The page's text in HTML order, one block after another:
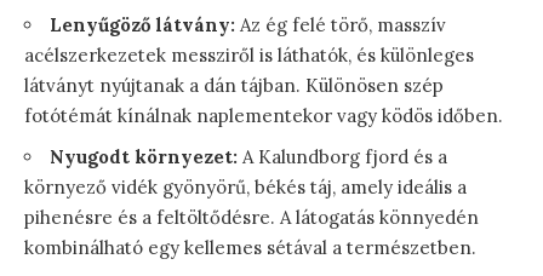
Lenyűgöző látvány: Az ég felé törő, masszív
acélszerkezetek messziről is láthatók, és különleges
látványt nyújtanak a dán tájban. Különösen szép
fotótémát kínálnak naplementekor vagy ködös időben.
Nyugodt környezet: A Kalundborg fjord és a
környező vidék gyönyörű, békés táj, amely ideális a
pihenésre és a feltöltődésre. A látogatás könnyedén
kombinálható egy kellemes sétával a természetben.